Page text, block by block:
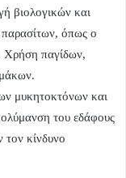
βιολογικών και
όπως ο
Χρήση παγίδων,
μυκητοκτόνων και
του εδάφους
τον κίνδυνο